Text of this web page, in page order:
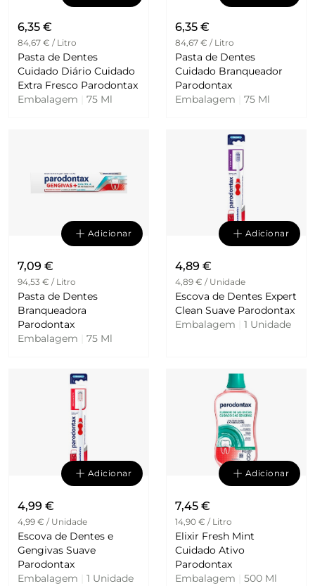
6,35 €
84,67 € / Litro
Pasta de Dentes
Cuidado Diário Cuidado
Extra Fresco Parodontax
Embalagem
75 Ml
6,35 €
84,67 € / Litro
Pasta de Dentes
Cuidado Branqueador
Parodontax
Embalagem
75 Ml
Adicionar
7,09 €
94,53 € / Litro
Pasta de Dentes
Branqueadora
Parodontax
Embalagem
75 Ml
Adicionar
4,89 €
4,89 € / Unidade
Escova de Dentes Expert
Clean Suave Parodontax
Embalagem
1 Unidade
Adicionar
4,99 €
4,99 € / Unidade
Escova de Dentes e
Gengivas Suave
Parodontax
Embalagem
1 Unidade
Adicionar
7,45 €
14,90 € / Litro
Elixir Fresh Mint
Cuidado Ativo
Parodontax
Embalagem
500 Ml